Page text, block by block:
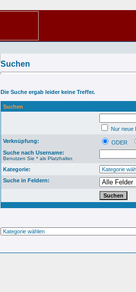
Suchen
Die Suche ergab leider keine Treffer.
Suchen
Nur neue
Verknüpfung:
ODER
Suche nach Username:
Benutzen Sie * als Platzhalter.
Kategorie:
Suche in Feldern: